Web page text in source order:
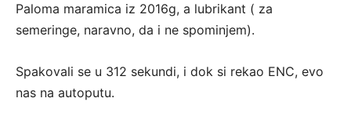
Paloma maramica iz 2016g, a lubrikant ( za
semeringe, naravno, da i ne spominjem).
Spakovali se u 312 sekundi, i dok si rekao ENC, evo
nas na autoputu.